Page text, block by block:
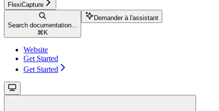
FlexiCapture
Search documentation...
⌘ K
Demander à l'assistant
Website
Get Started
Get Started